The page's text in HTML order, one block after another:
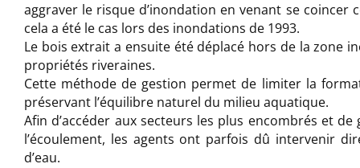
aggraver le risque d’inondation en venant se coincer
cela a été le cas lors des inondations de 1993.
Le bois extrait a ensuite été déplacé hors de la zone
propriétés riveraines.
Cette méthode de gestion permet de limiter la
préservant l’équilibre naturel du milieu aquatique.
Afin d’accéder aux secteurs les plus encombrés et
l’écoulement, les agents ont parfois dû intervenir
d’eau.